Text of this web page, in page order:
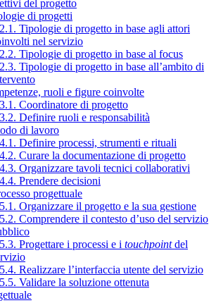
del progetto
di progetti
Tipologie di progetto in base agli attori
nel servizio
Tipologie di progetto in base al focus
Tipologie di progetto in base all’ambito di
ruoli e figure coinvolte
Coordinatore di progetto
Definire ruoli e responsabilità
di lavoro
Definire processi, strumenti e rituali
Curare la documentazione di progetto
Organizzare tavoli tecnici collaborativi
Prendere decisioni
progettuale
Organizzare il progetto e la sua gestione
Comprendere il contesto d’uso del servizio
Progettare i processi e i touchpointdel
Realizzare l’interfaccia utente del servizio
Validare la soluzione ottenuta